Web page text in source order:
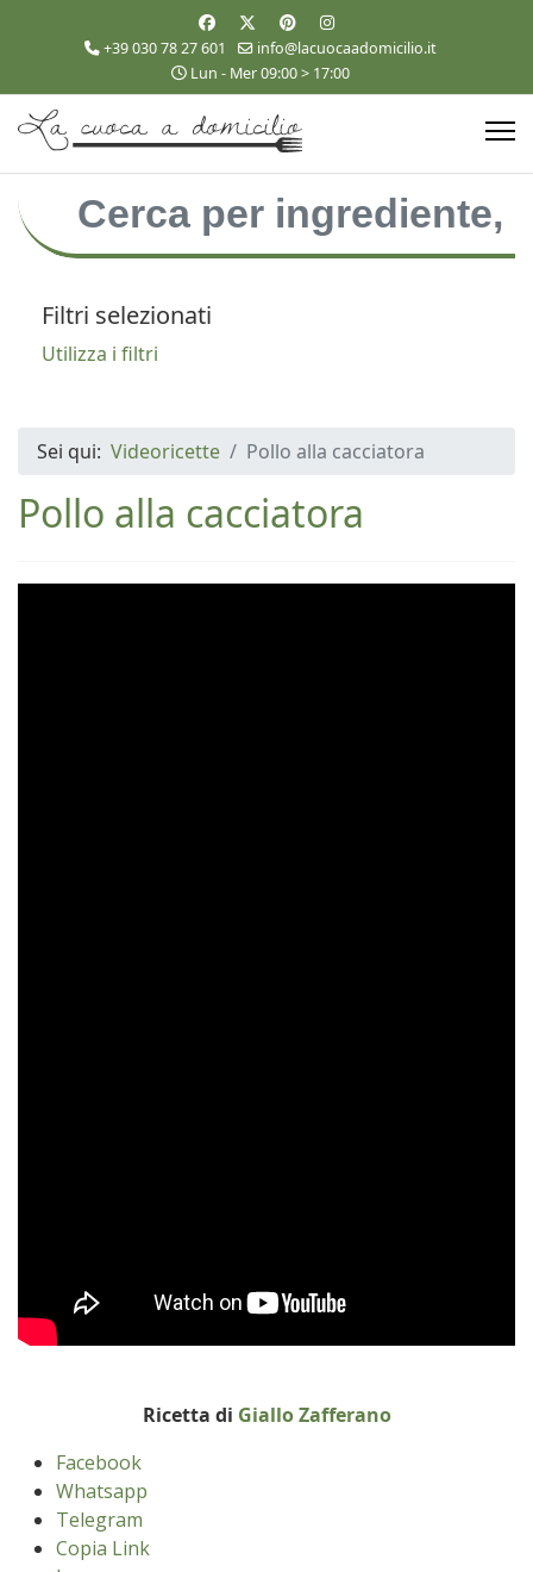
+39 030 78 27 601
info@lacuocaadomicilio.it
Lun - Mer 09:00 > 17:00
Filtri selezionati
Utilizza i filtri
Sei qui: Videoricette Pollo alla cacciatora
Pollo alla cacciatora
Ricetta di Giallo Zafferano
Facebook
Whatsapp
Telegram
Copia Link